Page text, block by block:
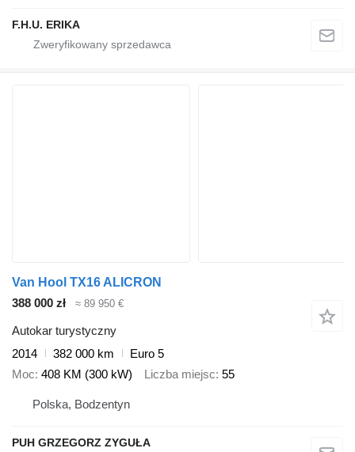
F.H.U. ERIKA
Van Hool TX16 ALICRON
388 000 zł
≈ 89 950 €
Autokar turystyczny
2014
382 000 km
Euro 5
Moc 408 KM (300 kW) Liczba miejsc 55
Polska, Bodzentyn
PUH GRZEGORZ ZYGUŁA